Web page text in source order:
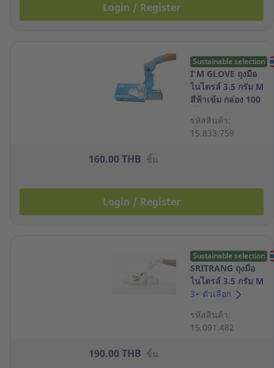
Login / Register
Sustainable selection
I'M GLOVE ถุงมือ
ไนไตรล์ 3.5 กรัม M
สีฟ้าเข้ม กล่อง 100
รหัสสินค้า:
15.833.759
160.00 THB ชิ้น
Login / Register
Sustainable selection
SRITRANG ถุงมือ
ไนไตรล์ 3.5 กรัม M
สีขาว กล่อง 100
3+ ตัวเลือก
รหัสสินค้า:
15.091.482
190.00 THB ชิ้น